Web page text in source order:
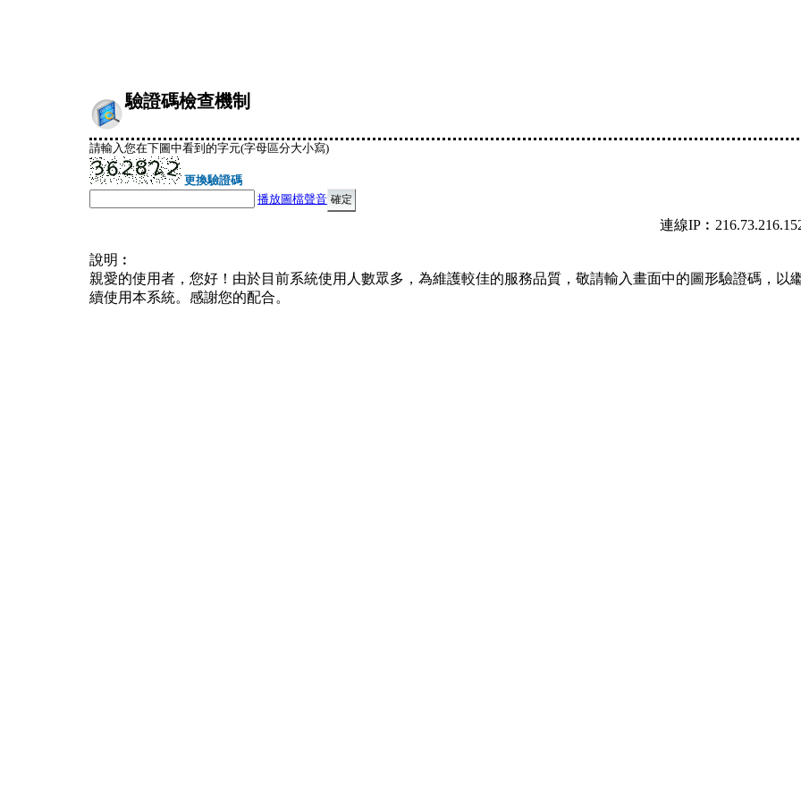
驗證碼檢查機制
請輸入您在下圖中看到的字元(字母區分大小寫)
更換驗證碼
播放圖檔聲音
連線
說明︰
親愛的使用者，您好！由於目前系統使用人數眾多，為維護較佳的服務品質，敬請輸入畫面中的圖形驗證碼，以
續使用本系統。感謝您的配合。